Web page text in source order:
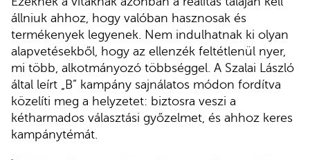
állniuk ahhoz, hogy valóban hasznosak és
termékenyek legyenek. Nem indulhatnak ki olyan
alapvetésekből, hogy az ellenzék feltétlenül nyer,
mi több, alkotmányozó többséggel. A Szalai László
által leírt „B” kampány sajnálatos módon fordítva
közelíti meg a helyzetet: biztosra veszi a
kétharmados választási győzelmet, és ahhoz keres
kampánytémát.